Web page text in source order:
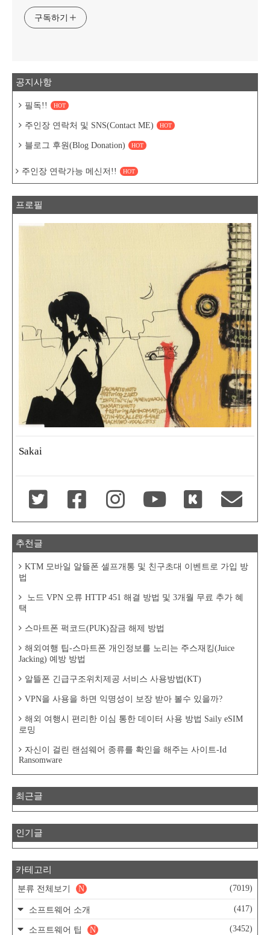
구독하기
공지사항
필독!! HOT
주인장 연락처 및 SNS(Contact ME) HOT
블로그 후원(Blog Donation) HOT
주인장 연락가능 메신저!! HOT
프로필
Sakai
추천글
KTM 모바일 알뜰폰 셀프개통 및 친구초대 이벤트로 가입 방
법
노드 VPN 오류 HTTP 451 해결 방법 및 3개월 무료 추가 혜
택
스마트폰 퍽코드(PUK)잠금 해제 방법
해외여행 팁-스마트폰 개인정보를 노리는 주스재킹(Juice
Jacking) 예방 방법
알뜰폰 긴급구조위치제공 서비스 사용방법(KT)
VPN을 사용을 하면 익명성이 보장 받아 볼수 있을까?
해외 여행시 편리한 이심 통한 데이터 사용 방법 Saily eSIM
로밍
자신이 걸린 랜섬웨어 종류를 확인을 해주는 사이트-Id
Ransomware
최근글
인기글
카테고리
분류 전체보기 (7019)
N
소프트웨어 소개 (417)
소프트웨어 팁 (3452)
N